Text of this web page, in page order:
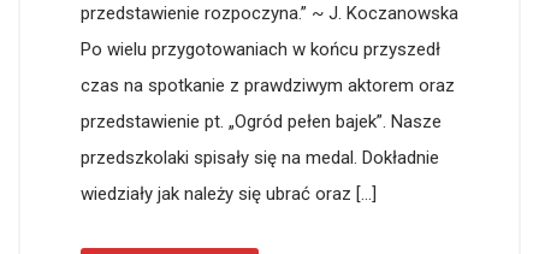
przedstawienie rozpoczyna.” ~ J. Koczanowska
Po wielu przygotowaniach w końcu przyszedł
czas na spotkanie z prawdziwym aktorem oraz
przedstawienie pt. „Ogród pełen bajek”. Nasze
przedszkolaki spisały się na medal. Dokładnie
wiedziały jak należy się ubrać oraz […]